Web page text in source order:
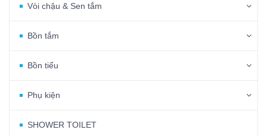
Vòi chậu & Sen tắm
Bồn tắm
Bồn tiểu
Phụ kiện
SHOWER TOILET